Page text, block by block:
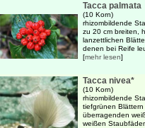
Tacca palmata
(10 Korn)
rhizombildende
zu 20 cm breiten,
lanzettlichen
denen bei Reife
[mehr lesen]
Tacca nivea*
(10 Korn)
rhizombildende
tiefgrünen
überragenden
weißen